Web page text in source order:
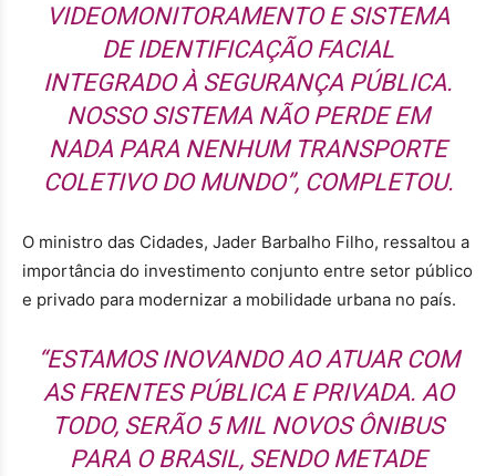
VIDEOMONITORAMENTO E SISTEMA
DE IDENTIFICAÇÃO FACIAL
INTEGRADO À SEGURANÇA PÚBLICA.
NOSSO SISTEMA NÃO PERDE EM
NADA PARA NENHUM TRANSPORTE
COLETIVO DO MUNDO”, COMPLETOU.
O ministro das Cidades, Jader Barbalho Filho, ressaltou a
importância do investimento conjunto entre setor público
e privado para modernizar a mobilidade urbana no país.
“ESTAMOS INOVANDO AO ATUAR COM
AS FRENTES PÚBLICA E PRIVADA. AO
TODO, SERÃO 5 MIL NOVOS ÔNIBUS
PARA O BRASIL, SENDO METADE